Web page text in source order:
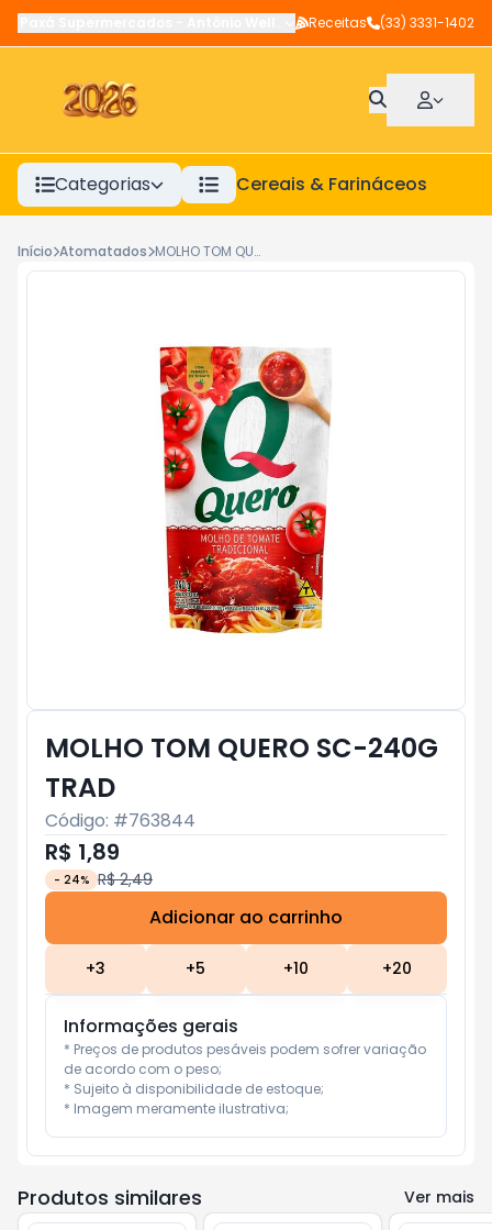
Antônio Wellerson,Manhuaçu- MG
Receitas (33) 3331-1402
Categorias Cereais & Farináceos
Início Atomatados MOLHO TOM QUERO SC-240G TRAD
MOLHO TOM QUERO SC-240G
TRAD
Código: #763844
R$ 1,89
- 24% R$ 2,49
Adicionar ao carrinho
+3 +5 +10 +20
Informações gerais
* Preços de produtos pesáveis podem sofrer variação
de acordo com o peso;
* Sujeito à disponibilidade de estoque;
* Imagem meramente ilustrativa;
Produtos similares Ver mais